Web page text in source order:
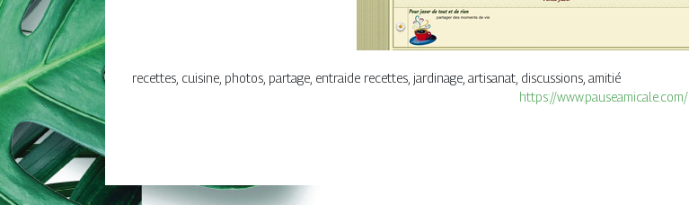
recettes, cuisine, photos, partage, entraide recettes, jardinage, artisanat, discussions, amitié
https://www.pauseamicale.com/